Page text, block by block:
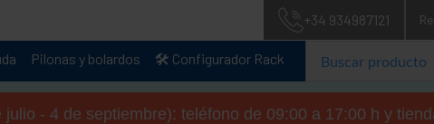
+34 934987121
Pilonas y bolardos 🛠️ Configurador Rack
- 4 de septiembre): teléfono de 09:00 a 17:00 h y